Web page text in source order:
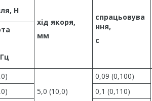
Н
хід якоря,
мм
спрацьовува
ння,
с
5,0 (10,0)
0,09 (0,100)
0,1 (0,110)